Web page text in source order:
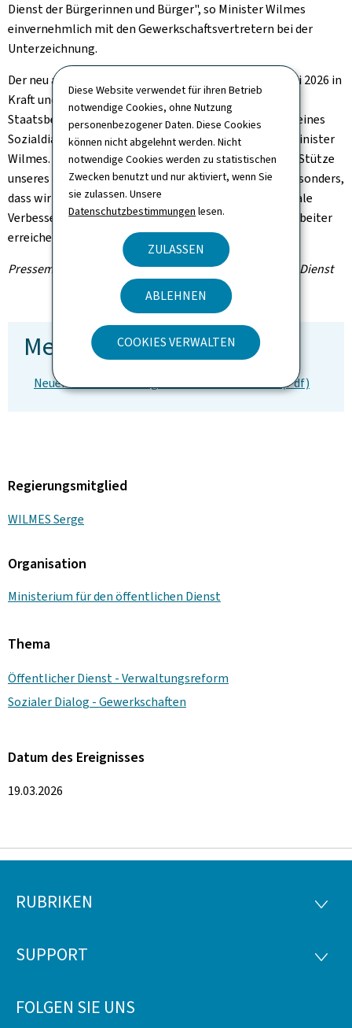
Diese Website verwendet für ihren Betrieb
notwendige Cookies, ohne Nutzung
personenbezogener Daten. Diese Cookies
können nicht abgelehnt werden. Nicht
notwendige Cookies werden zu statistischen
Zwecken benutzt und nur aktiviert, wenn Sie
sie zulassen. Unsere
Datenschutzbestimmungen lesen.
ZULASSEN
ABLEHNEN
COOKIES VERWALTEN
Dienst der Bürgerinnen und Bürger", so Minister Wilmes
einvernehmlich mit den Gewerkschaftsvertretern bei der
Unterzeichnung.
Der neu ausgehandelte Kollektivvertrag tritt am 1. Mai 2026 in
Kraft und ist für drei Jahre gültig. Er betrifft rund 2.500
Staatsbedienstete. "Dieser neue Text ist das Ergebnis eines
Sozialdialogs, der auf Augenhöhe geführt wurde", so Minister
Wilmes. "Die Staatsbedienstete sind eine wesentliche Stütze
unseres öffentlichen Dienstes. Ich freue mich daher besonders,
dass wir mit den Gewerkschaftsvertretern fundamentale
Verbesserungen für unsere Mitarbeiterinnen und Mitarbeiter
erreichen konnten".
Pressemitteilung des Ministeriums für den öffentlichen Dienst
Mehr zu diesem Thema
Neuer Kollektivvertrag für Staatsbedienstete (Pdf)
Regierungsmitglied
WILMES Serge
Organisation
Ministerium für den öffentlichen Dienst
Thema
Öffentlicher Dienst - Verwaltungsreform
Sozialer Dialog - Gewerkschaften
Datum des Ereignisses
19.03.2026
Footer
RUBRIKEN
SUPPORT
FOLGEN SIE UNS